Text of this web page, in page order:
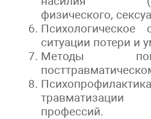
физического,
Психологическое
ситуации потери и
Методы
профессий.